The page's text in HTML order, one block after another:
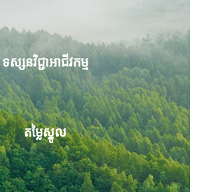
ទស្សនវិជ្ជាអាជីវកម្ម
តម្លៃស្នូល